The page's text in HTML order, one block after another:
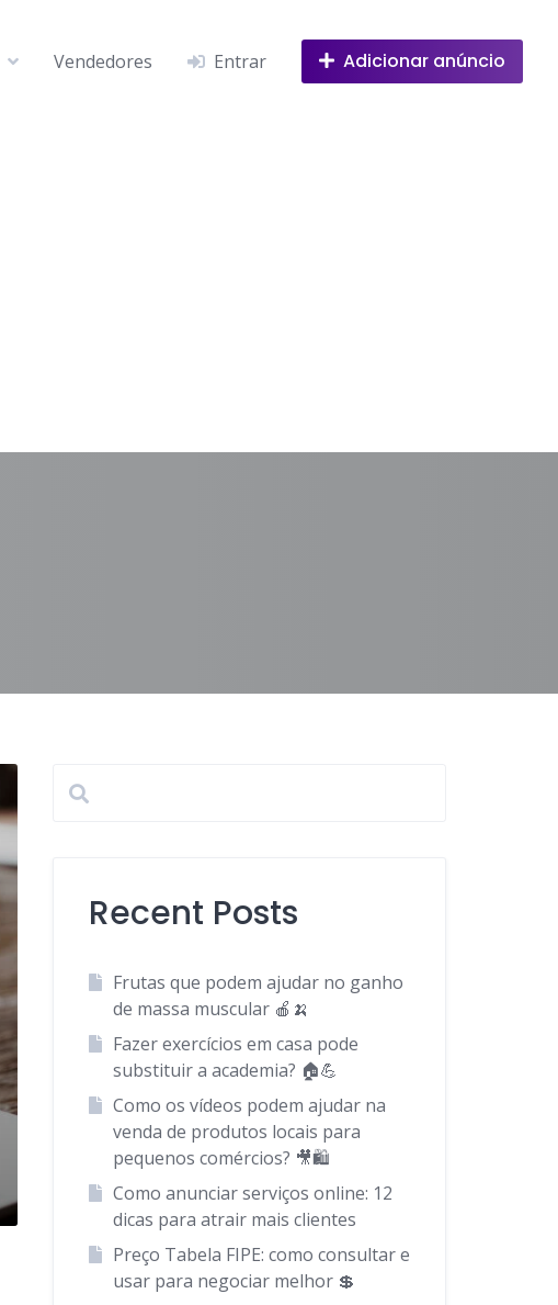
Vendedores Entrar Adicionar anúncio
Recent Posts
Frutas que podem ajudar no ganho
de massa muscular 🍎🍌
Fazer exercícios em casa pode
substituir a academia? 🏠💪
Como os vídeos podem ajudar na
venda de produtos locais para
pequenos comércios? 🎥🛍️
Como anunciar serviços online: 12
dicas para atrair mais clientes
Preço Tabela FIPE: como consultar e
usar para negociar melhor 💲